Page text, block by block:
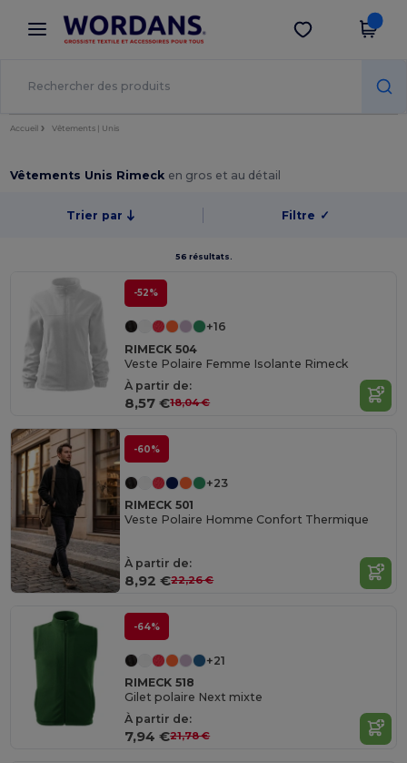
× Appli Wordans
Meilleurs prix sur l’app !
Obtenir l'appli
Accueil Vêtements | Unis
Vêtements Unis Rimeck en gros et au détail
Trier par Filtre ✓
56 résultats.
-52%
+16
RIMECK 504
Veste Polaire Femme Isolante Rimeck
À partir de:
8,57 €18,04 €
-60%
+23
RIMECK 501
Veste Polaire Homme Confort Thermique
À partir de:
8,92 €22,26 €
-64%
+21
RIMECK 518
Gilet polaire Next mixte
À partir de:
7,94 €21,78 €